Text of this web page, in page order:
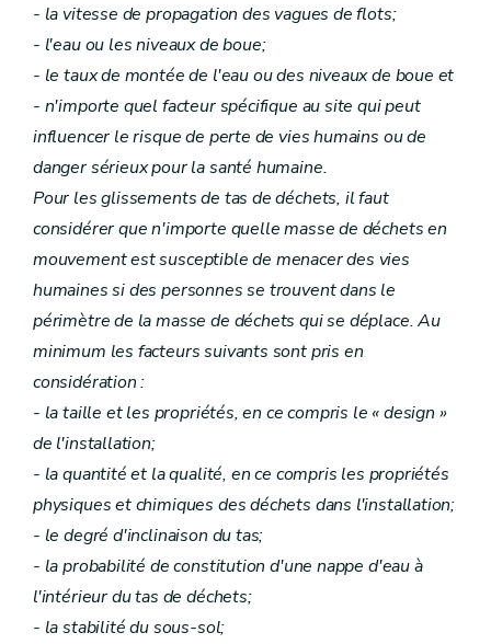
- la vitesse de propagation des vagues de flots;
- l'eau ou les niveaux de boue;
- le taux de montée de l'eau ou des niveaux de boue et
- n'importe quel facteur spécifique au site qui peut
influencer le risque de perte de vies humains ou de
danger sérieux pour la santé humaine.
Pour les glissements de tas de déchets, il faut
considérer que n'importe quelle masse de déchets en
mouvement est susceptible de menacer des vies
humaines si des personnes se trouvent dans le
périmètre de la masse de déchets qui se déplace. Au
minimum les facteurs suivants sont pris en
considération :
- la taille et les propriétés, en ce compris le « design »
de l'installation;
- la quantité et la qualité, en ce compris les propriétés
physiques et chimiques des déchets dans l'installation;
- le degré d'inclinaison du tas;
- la probabilité de constitution d'une nappe d'eau à
l'intérieur du tas de déchets;
- la stabilité du sous-sol;